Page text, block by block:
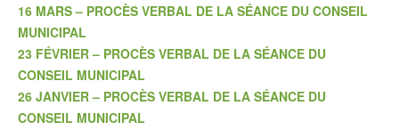
16 MARS – PROCÈS VERBAL DE LA SÉANCE DU CONSEIL
MUNICIPAL
23 FÉVRIER – PROCÈS VERBAL DE LA SÉANCE DU
CONSEIL MUNICIPAL
26 JANVIER – PROCÈS VERBAL DE LA SÉANCE DU
CONSEIL MUNICIPAL